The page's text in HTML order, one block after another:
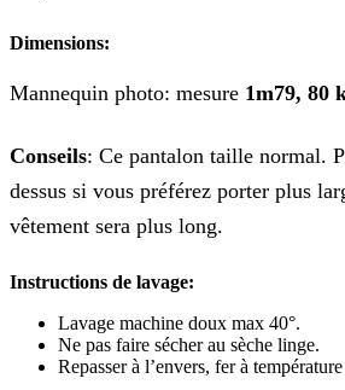
Dimensions:
Mannequin photo: mesure 1m79, 80
Conseils: Ce pantalon taille normal.
dessus si vous préférez porter plus
vêtement sera plus long.
Instructions de lavage:
Lavage machine doux max 40°.
Ne pas faire sécher au sèche linge.
Repasser à l’envers, fer à température